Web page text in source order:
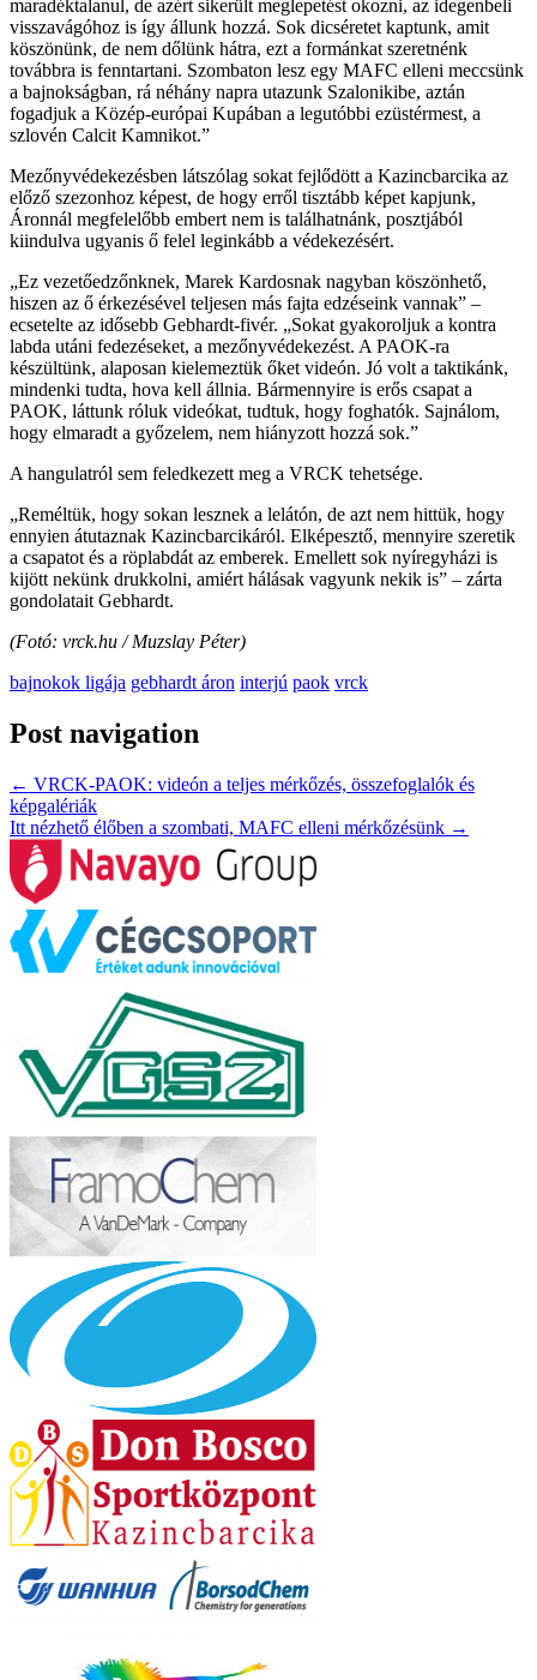
maradéktalanul, de azért sikerült meglepetést okozni, az idegenbeli
visszavágóhoz is így állunk hozzá. Sok dicséretet kaptunk, amit
köszönünk, de nem dőlünk hátra, ezt a formánkat szeretnénk
továbbra is fenntartani. Szombaton lesz egy MAFC elleni meccsünk
a bajnokságban, rá néhány napra utazunk Szalonikibe, aztán
fogadjuk a Közép-európai Kupában a legutóbbi ezüstérmest, a
szlovén Calcit Kamnikot.”
Mezőnyvédekezésben látszólag sokat fejlődött a Kazincbarcika az
előző szezonhoz képest, de hogy erről tisztább képet kapjunk,
Áronnál megfelelőbb embert nem is találhatnánk, posztjából
kiindulva ugyanis ő felel leginkább a védekezésért.
„Ez vezetőedzőnknek, Marek Kardosnak nagyban köszönhető,
hiszen az ő érkezésével teljesen más fajta edzéseink vannak” –
ecsetelte az idősebb Gebhardt-fivér. „Sokat gyakoroljuk a kontra
labda utáni fedezéseket, a mezőnyvédekezést. A PAOK-ra
készültünk, alaposan kielemeztük őket videón. Jó volt a taktikánk,
mindenki tudta, hova kell állnia. Bármennyire is erős csapat a
PAOK, láttunk róluk videókat, tudtuk, hogy foghatók. Sajnálom,
hogy elmaradt a győzelem, nem hiányzott hozzá sok.”
A hangulatról sem feledkezett meg a VRCK tehetsége.
„Reméltük, hogy sokan lesznek a lelátón, de azt nem hittük, hogy
ennyien átutaznak Kazincbarcikáról. Elképesztő, mennyire szeretik
a csapatot és a röplabdát az emberek. Emellett sok nyíregyházi is
kijött nekünk drukkolni, amiért hálásak vagyunk nekik is” – zárta
gondolatait Gebhardt.
(Fotó: vrck.hu / Muzslay Péter)
bajnokok ligája gebhardt áron interjú paok vrck
Post navigation
← VRCK-PAOK: videón a teljes mérkőzés, összefoglalók és
képgalériák
Itt nézhető élőben a szombati, MAFC elleni mérkőzésünk →